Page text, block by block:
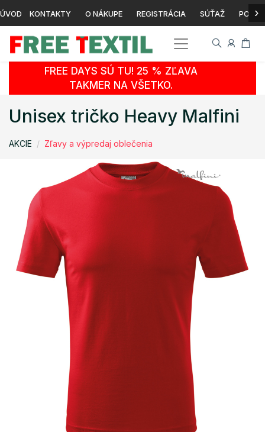
ÚVOD KONTAKTY O NÁKUPE REGISTRÁCIA SÚŤAŽ ›
FREE DAYS SÚ TU! 25 % ZĽAVA
TAKMER NA VŠETKO.
Unisex tričko Heavy Malfini
AKCIE Zľavy a výpredaj oblečenia